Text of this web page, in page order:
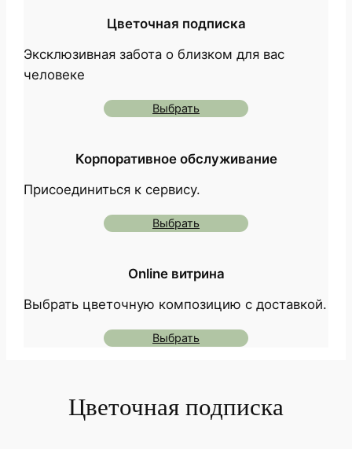
Цветочная подписка
Эксклюзивная забота о близком для вас
человеке
Выбрать
Корпоративное обслуживание
Присоединиться к сервису.
Выбрать
Online витрина
Выбрать цветочную композицию с доставкой.
Выбрать
Цветочная подписка